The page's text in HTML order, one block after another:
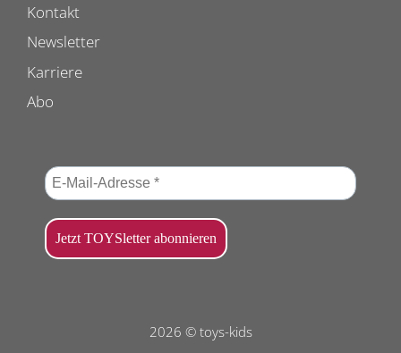
Kontakt
Newsletter
Karriere
Abo
2026 © toys-kids